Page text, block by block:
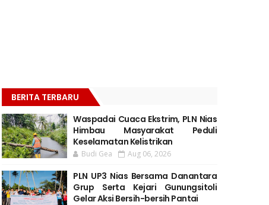
BERITA TERBARU
Waspadai Cuaca Ekstrim, PLN Nias
Himbau Masyarakat Peduli
Keselamatan Kelistrikan
Budi Gea Aug 06, 2026
PLN UP3 Nias Bersama Danantara
Grup Serta Kejari Gunungsitoli
Gelar Aksi Bersih-bersih Pantai